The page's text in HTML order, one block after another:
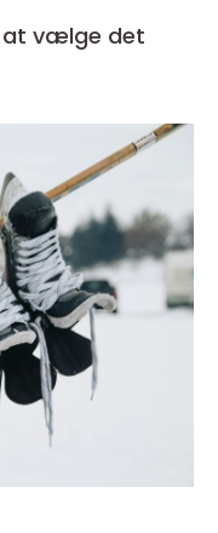
at vælge det